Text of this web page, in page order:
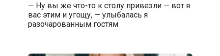
— Ну вы же что-то к столу привезли — вот я
вас этим и угощу, — улыбалась я
разочарованным гостям